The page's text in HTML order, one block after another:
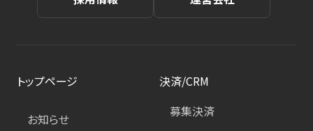
トップページ
お知らせ
決済/CRM
募集決済